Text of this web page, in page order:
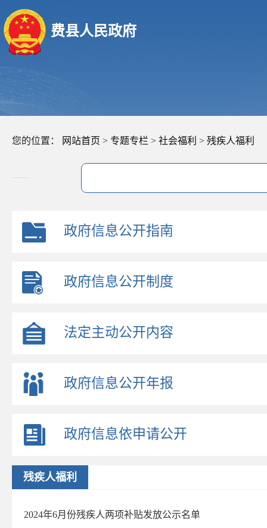
费县人民政府
您的位置： 网站首页 > 专题专栏 > 社会福利 > 残疾人福利
政府信息公开指南
政府信息公开制度
法定主动公开内容
政府信息公开年报
政府信息依申请公开
残疾人福利
2024年6月份残疾人两项补贴发放公示名单